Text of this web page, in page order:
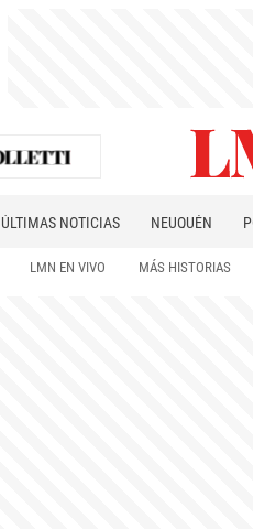
ÚLTIMAS NOTICIAS NEUQUÉN
LMN EN VIVO MÁS HISTORIAS